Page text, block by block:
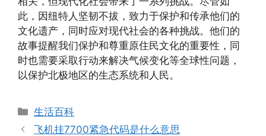
此，因纽特人坚韧不拔，致力于保护和传承他们的
文化遗产，同时应对现代社会的各种挑战。他们的
故事提醒我们保护和尊重原住民文化的重要性，同
时也需要采取行动来解决气候变化等全球性问题，
以保护北极地区的生态系统和人民。
分
类
生活百科
飞机挂7700紧急代码是什么意思